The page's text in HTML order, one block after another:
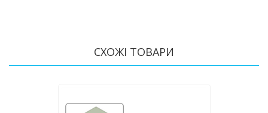
СХОЖІ ТОВАРИ